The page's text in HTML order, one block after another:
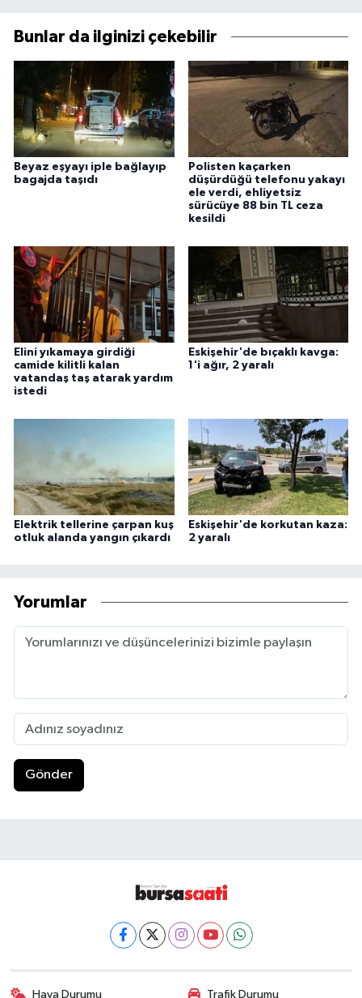
Bunlar da ilginizi çekebilir
Beyaz eşyayı iple bağlayıp
bagajda taşıdı
Polisten kaçarken
düşürdüğü telefonu yakayı
ele verdi, ehliyetsiz
sürücüye 88 bin TL ceza
kesildi
Elini yıkamaya girdiği
camide kilitli kalan
vatandaş taş atarak yardım
istedi
Eskişehir'de bıçaklı kavga:
1'i ağır, 2 yaralı
Elektrik tellerine çarpan kuş
otluk alanda yangın çıkardı
Eskişehir'de korkutan kaza:
2 yaralı
Yorumlar
Gönder
Hava Durumu Trafik Durumu